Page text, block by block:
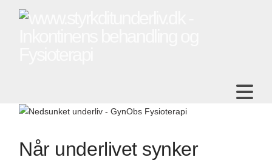
Når underlivet synker